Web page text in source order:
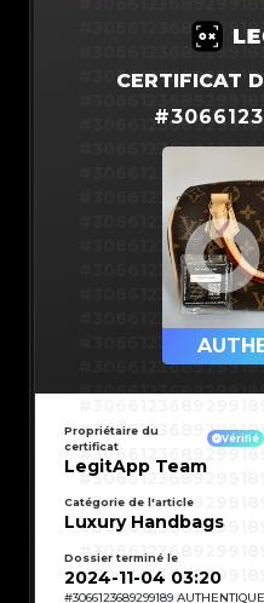
#3066123689299189
#3066123689299189
#3066123689299189
#3066123689299189
#3066123689299189
#3066123689299189
CERTIFICAT
#
#3066123689299189
#3066123689299189
#3066123689299189
#3066123689299189
#3066123689299189
#3066123689299189
#3066123689299189
Propriétaire du
certificat
Vérifié
LegitApp Team
Catégorie de l'article
Luxury Handbags
Dossier terminé le
2024-11-04 03:20
#3066123689299189 AUTHENTIQUE